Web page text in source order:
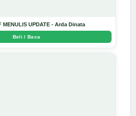
MENULIS UPDATE - Arda Dinata
Beli / Baca